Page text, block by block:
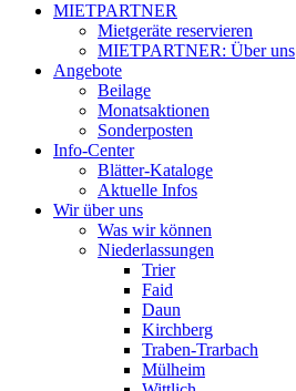
MIETPARTNER
Mietgeräte reservieren
MIETPARTNER: Über uns
Angebote
Beilage
Monatsaktionen
Sonderposten
Info-Center
Blätter-Kataloge
Aktuelle Infos
Wir über uns
Was wir können
Niederlassungen
Trier
Faid
Daun
Kirchberg
Traben-Trarbach
Mülheim